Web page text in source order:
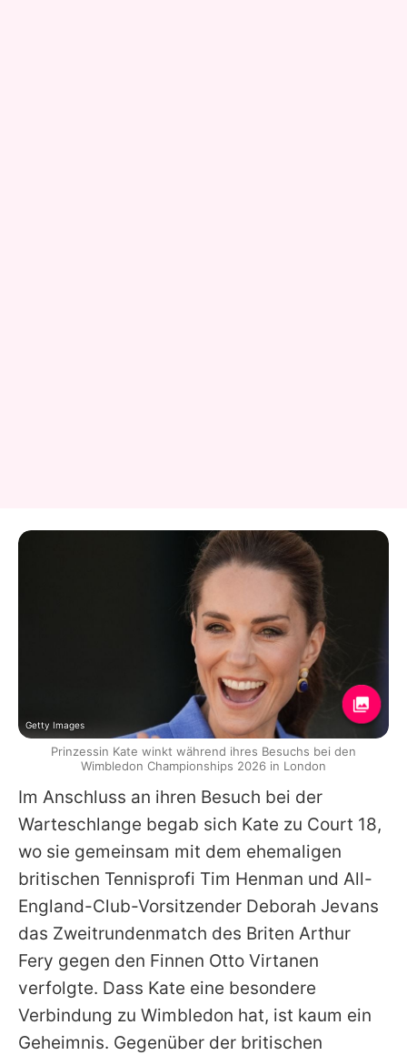
Im Anschluss an ihren Besuch bei der
Warteschlange begab sich Kate zu Court 18,
wo sie gemeinsam mit dem ehemaligen
britischen Tennisprofi Tim Henman und All-
England-Club-Vorsitzender Deborah Jevans
das Zweitrundenmatch des Briten Arthur
Fery gegen den Finnen Otto Virtanen
verfolgte. Dass Kate eine besondere
Verbindung zu Wimbledon hat, ist kaum ein
Geheimnis. Gegenüber der britischen
Getty Images
Prinzessin Kate winkt während ihres Besuchs bei den
Wimbledon Championships 2026 in London